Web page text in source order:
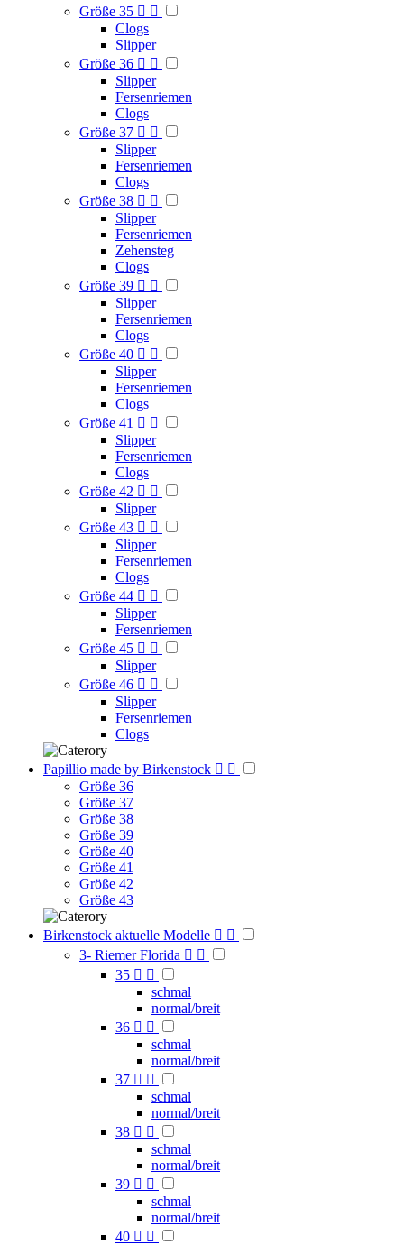
Größe 35  
Clogs
Slipper
Größe 36  
Slipper
Fersenriemen
Clogs
Größe 37  
Slipper
Fersenriemen
Clogs
Größe 38  
Slipper
Fersenriemen
Zehensteg
Clogs
Größe 39  
Slipper
Fersenriemen
Clogs
Größe 40  
Slipper
Fersenriemen
Clogs
Größe 41  
Slipper
Fersenriemen
Clogs
Größe 42  
Slipper
Größe 43  
Slipper
Fersenriemen
Clogs
Größe 44  
Slipper
Fersenriemen
Größe 45  
Slipper
Größe 46  
Slipper
Fersenriemen
Clogs
Papillio made by Birkenstock  
Größe 36
Größe 37
Größe 38
Größe 39
Größe 40
Größe 41
Größe 42
Größe 43
Birkenstock aktuelle Modelle  
3- Riemer Florida  
35  
schmal
normal/breit
36  
schmal
normal/breit
37  
schmal
normal/breit
38  
schmal
normal/breit
39  
schmal
normal/breit
40  